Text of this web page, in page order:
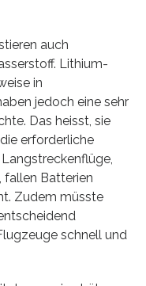
auch
Lithium-
in
jedoch eine sehr
Das heisst, sie
erforderliche
fallen Batterien
Zudem müsste
schnell und